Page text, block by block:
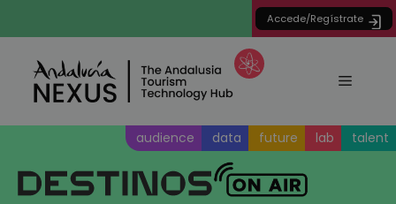
Accede/Regístrate
Menú
audience data future lab talent